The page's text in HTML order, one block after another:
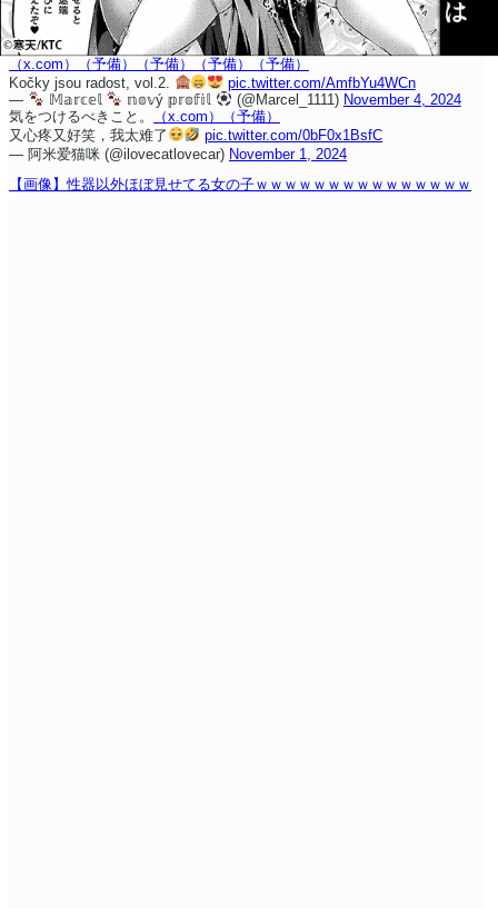
（x.com） （予備） （予備） （予備）
（予備）
Kočky jsou radost, vol.2.
pic.twitter.com/AmfbYu4WCn
—
𝕄𝕒𝕣𝕔𝕖𝕝 𝕟𝕠𝕧ý 𝕡𝕣𝕠𝕗𝕚𝕝 (@Marcel_1111) November 4, 2024
気をつけるべきこと。
（x.com）
（予備）
又心疼又好笑，我太难了
pic.twitter.com/0bF0x1BsfC
— 阿米爱猫咪 (@ilovecatlovecar) November 1, 2024
【画像】性器以外ほぼ見せてる女の子ｗｗｗｗｗｗｗｗｗｗｗｗｗｗｗ